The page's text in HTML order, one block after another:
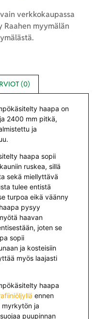
verkkokaupassa
Raahen myymälän
(0)
haapa on
2400 mm pitkä,
ja
haapa sopii
ruskea, sillä
sekä miellyttävä
tulee entistä
turpoa eikä väänny
pysyy
haavan
joten se
sopii
ja kosteisiin
myös laajasti
haapa
ennen
myrkytön ja
puupinnan